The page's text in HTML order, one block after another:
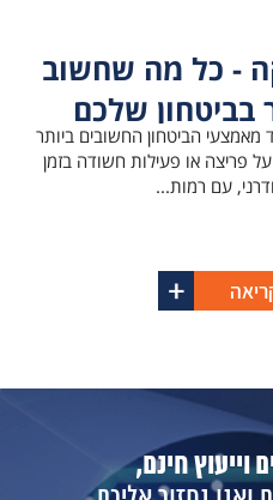
- כל מה שחשוב
שלכם
הביטחון החשובים ביותר
פריצה או פעילות חשודה בזמן
עם רמות...
וייעוץ חינם,